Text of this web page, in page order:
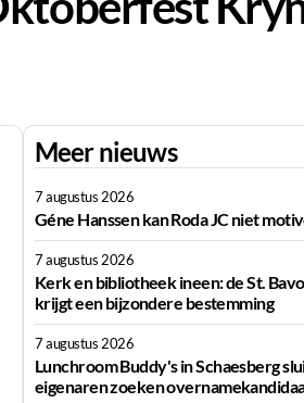
Meer nieuws
7 augustus 2026
Géne Hanssen kan Roda JC niet
7 augustus 2026
Kerk en bibliotheek ineen: de St.
krijgt een bijzondere bestemming
7 augustus 2026
Lunchroom Buddy's in Schaesberg
eigenaren zoeken